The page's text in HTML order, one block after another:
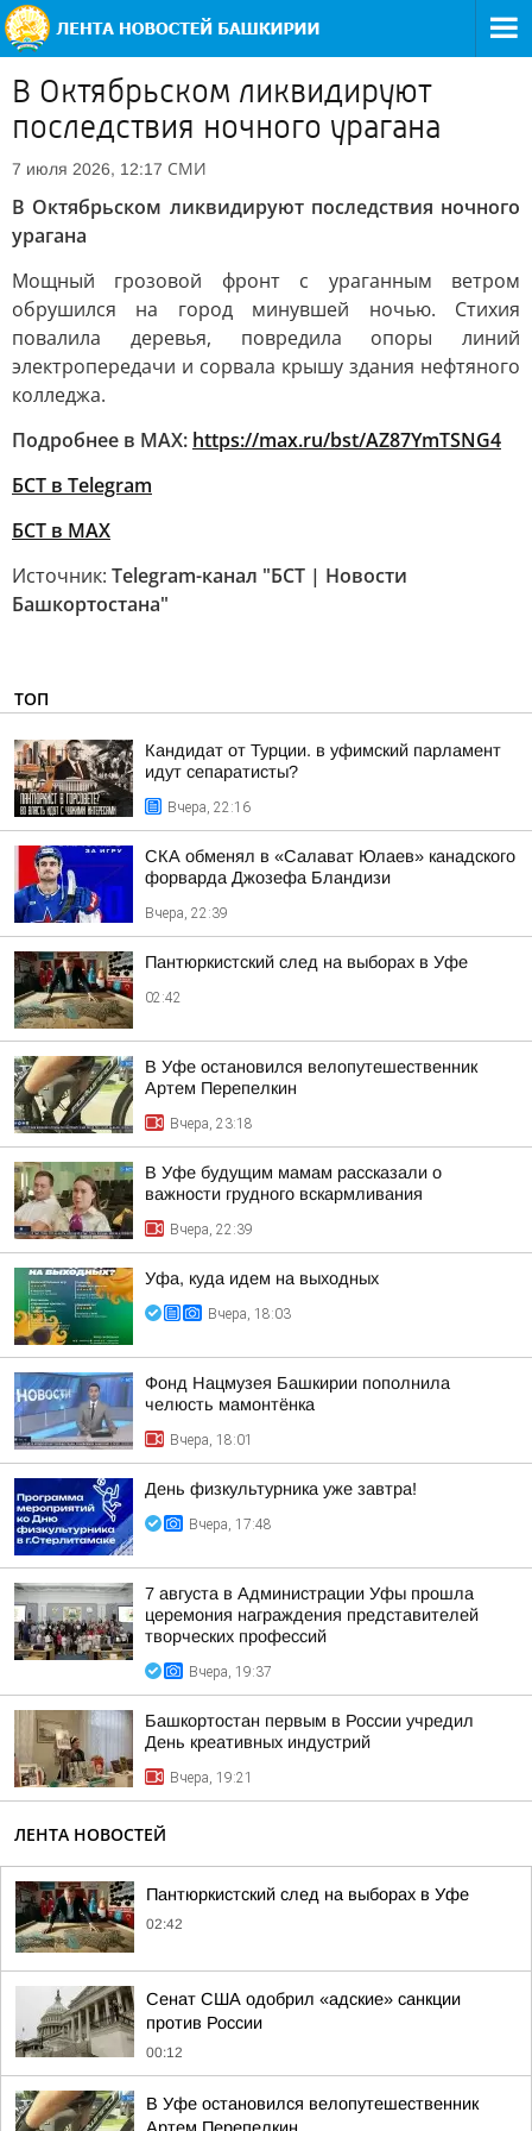
В Октябрьском ликвидируют
последствия ночного урагана
7 июля 2026, 12:17 СМИ
В Октябрьском ликвидируют последствия ночного
урагана
Мощный грозовой фронт с ураганным ветром
обрушился на город минувшей ночью. Стихия
повалила деревья, повредила опоры линий
электропередачи и сорвала крышу здания нефтяного
колледжа.
Подробнее в MAX: https://max.ru/bst/AZ87YmTSNG4
БСТ в Telegram
БСТ в МАХ
Источник: Telegram-канал "БСТ | Новости
Башкортостана"
ТОП
Кандидат от Турции. в уфимский парламент
идут сепаратисты?
Вчера, 22:16
СКА обменял в «Салават Юлаев» канадского
форварда Джозефа Бландизи
Вчера, 22:39
Пантюркистский след на выборах в Уфе
02:42
В Уфе остановился велопутешественник
Артем Перепелкин
Вчера, 23:18
В Уфе будущим мамам рассказали о
важности грудного вскармливания
Вчера, 22:39
Уфа, куда идем на выходных
Вчера, 18:03
Фонд Нацмузея Башкирии пополнила
челюсть мамонтёнка
Вчера, 18:01
День физкультурника уже завтра!
Вчера, 17:48
7 августа в Администрации Уфы прошла
церемония награждения представителей
творческих профессий
Вчера, 19:37
Башкортостан первым в России учредил
День креативных индустрий
Вчера, 19:21
ЛЕНТА НОВОСТЕЙ
Пантюркистский след на выборах в Уфе
02:42
Сенат США одобрил «адские» санкции
против России
00:12
В Уфе остановился велопутешественник